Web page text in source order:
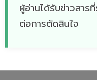
ผู้อ่านได้รับข่าวสาร
ต่อการตัดสินใจ